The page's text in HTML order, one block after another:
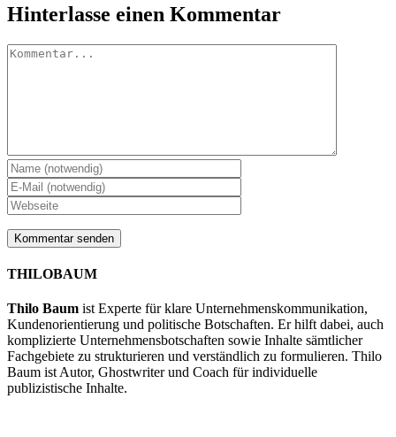
Facebook
X
LinkedIn
WhatsApp
Tumblr
Pinterest
E-
Mail
Hinterlasse einen Kommentar
Kommentar
THILOBAUM
Thilo Baum ist Experte für klare Unternehmenskommunikation,
Kundenorientierung und politische Botschaften. Er hilft dabei, auch
komplizierte Unternehmensbotschaften sowie Inhalte sämtlicher
Fachgebiete zu strukturieren und verständlich zu formulieren. Thilo
Baum ist Autor, Ghostwriter und Coach für individuelle
publizistische Inhalte.